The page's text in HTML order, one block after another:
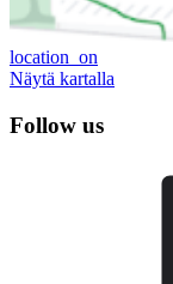
location_on
Näytä kartalla
Follow us